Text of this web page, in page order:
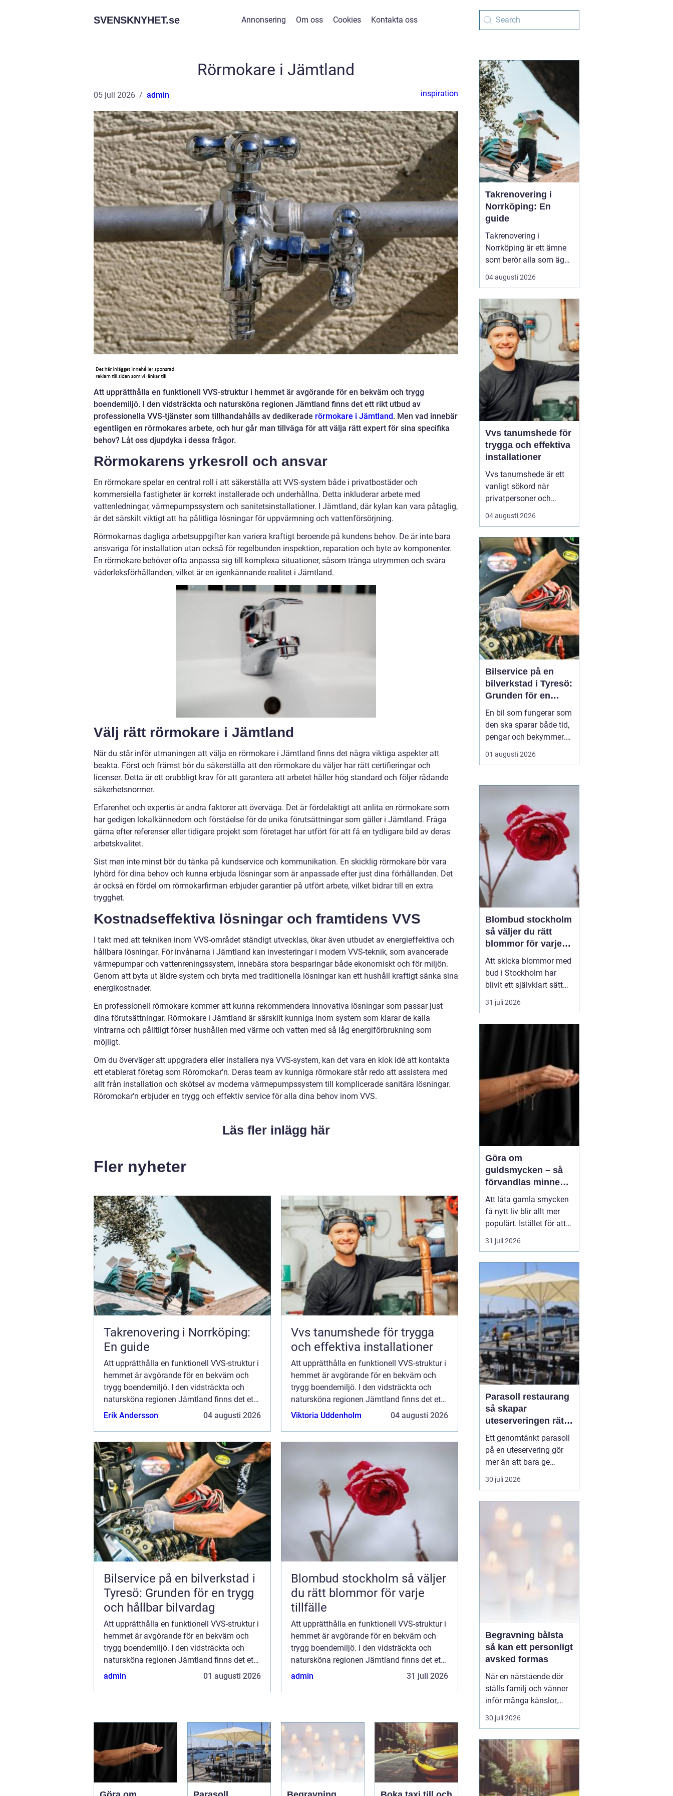
SVENSKNYHET.se Annonsering Om oss Cookies Kontakta oss
Rörmokare i Jämtland
05 juli 2026 admin inspiration
Att upprätthålla en funktionell VVS-struktur i hemmet är avgörande för en bekväm och trygg
boendemiljö. I den vidsträckta och natursköna regionen Jämtland finns det ett rikt utbud av
professionella VVS-tjänster som tillhandahålls av dedikerade rörmokare i Jämtland. Men vad innebär
egentligen en rörmokares arbete, och hur går man tillväga för att välja rätt expert för sina specifika
behov? Låt oss djupdyka i dessa frågor.
Rörmokarens yrkesroll och ansvar
En rörmokare spelar en central roll i att säkerställa att VVS-system både i privatbostäder och
kommersiella fastigheter är korrekt installerade och underhållna. Detta inkluderar arbete med
vattenledningar, värmepumpssystem och sanitetsinstallationer. I Jämtland, där kylan kan vara påtaglig,
är det särskilt viktigt att ha pålitliga lösningar för uppvärmning och vattenförsörjning.
Rörmokarnas dagliga arbetsuppgifter kan variera kraftigt beroende på kundens behov. De är inte bara
ansvariga för installation utan också för regelbunden inspektion, reparation och byte av komponenter.
En rörmokare behöver ofta anpassa sig till komplexa situationer, såsom trånga utrymmen och svåra
väderleksförhållanden, vilket är en igenkännande realitet i Jämtland.
Välj rätt rörmokare i Jämtland
När du står inför utmaningen att välja en rörmokare i Jämtland finns det några viktiga aspekter att
beakta. Först och främst bör du säkerställa att den rörmokare du väljer har rätt certifieringar och
licenser. Detta är ett orubbligt krav för att garantera att arbetet håller hög standard och följer rådande
säkerhetsnormer.
Erfarenhet och expertis är andra faktorer att överväga. Det är fördelaktigt att anlita en rörmokare som
har gedigen lokalkännedom och förståelse för de unika förutsättningar som gäller i Jämtland. Fråga
gärna efter referenser eller tidigare projekt som företaget har utfört för att få en tydligare bild av deras
arbetskvalitet.
Sist men inte minst bör du tänka på kundservice och kommunikation. En skicklig rörmokare bör vara
lyhörd för dina behov och kunna erbjuda lösningar som är anpassade efter just dina förhållanden. Det
är också en fördel om rörmokarfirman erbjuder garantier på utfört arbete, vilket bidrar till en extra
trygghet.
Kostnadseffektiva lösningar och framtidens VVS
I takt med att tekniken inom VVS-området ständigt utvecklas, ökar även utbudet av energieffektiva och
hållbara lösningar. För invånarna i Jämtland kan investeringar i modern VVS-teknik, som avancerade
värmepumpar och vattenreningssystem, innebära stora besparingar både ekonomiskt och för miljön.
Genom att byta ut äldre system och bryta med traditionella lösningar kan ett hushåll kraftigt sänka sina
energikostnader.
En professionell rörmokare kommer att kunna rekommendera innovativa lösningar som passar just
dina förutsättningar. Rörmokare i Jämtland är särskilt kunniga inom system som klarar de kalla
vintrarna och pålitligt förser hushållen med värme och vatten med så låg energiförbrukning som
möjligt.
Om du överväger att uppgradera eller installera nya VVS-system, kan det vara en klok idé att kontakta
ett etablerat företag som Röromokar’n. Deras team av kunniga rörmokare står redo att assistera med
allt från installation och skötsel av moderna värmepumpssystem till komplicerade sanitära lösningar.
Röromokar’n erbjuder en trygg och effektiv service för alla dina behov inom VVS.
Läs fler inlägg här
Fler nyheter
Takrenovering i Norrköping:
En guide
Att upprätthålla en funktionell VVS-struktur i
hemmet är avgörande för en bekväm och
trygg boendemiljö. I den vidsträckta och
natursköna regionen Jämtland finns det ett
rikt utbud av professionella V...
Erik Andersson 04 augusti 2026
Vvs tanumshede för trygga
och effektiva installationer
Att upprätthålla en funktionell VVS-struktur i
hemmet är avgörande för en bekväm och
trygg boendemiljö. I den vidsträckta och
natursköna regionen Jämtland finns det ett
rikt utbud av professionella V...
Viktoria Uddenholm 04 augusti 2026
Bilservice på en bilverkstad i
Tyresö: Grunden för en trygg
och hållbar bilvardag
Att upprätthålla en funktionell VVS-struktur i
hemmet är avgörande för en bekväm och
trygg boendemiljö. I den vidsträckta och
natursköna regionen Jämtland finns det ett
rikt utbud av professionella V...
admin 01 augusti 2026
Blombud stockholm så väljer
du rätt blommor för varje
tillfälle
Att upprätthålla en funktionell VVS-struktur i
hemmet är avgörande för en bekväm och
trygg boendemiljö. I den vidsträckta och
natursköna regionen Jämtland finns det ett
rikt utbud av professionella V...
admin 31 juli 2026
Takrenovering i
Norrköping: En
guide
Takrenovering i
Norrköping är ett ämne
som berör alla som äger
hus, radhus eller
flerfamiljshus i området.
viktigaste skydd mot
regn, snö och fukt, och
en i tid genomförd
renovering kan sp...
04 augusti 2026
Vvs tanumshede för
trygga och effektiva
installationer
Vvs tanumshede är ett
vanligt sökord när
privatpersoner och
företag behöver hjälp
med värme, vatten och
Många undrar vad som
skiljer en seriös vvs
partner från en tillfällig
lösning, hur en
installation bör gå till
och vilka...
04 augusti 2026
Bilservice på en
bilverkstad i Tyresö:
Grunden för en
trygg och hållbar
bilvardag
En bil som fungerar som
den ska sparar både tid,
pengar och bekymmer.
För många förare blir
servicefrågan ändå
tills en varningslampa
känns fel. Ge...
01 augusti 2026
Blombud stockholm
så väljer du rätt
blommor för varje
tillfälle
Att skicka blommor med
bud i Stockholm har
blivit ett självklart sätt
att visa omtanke, fira
stora händelser eller
svårt att formulera i ord.
sekunder, oavsett om
mottagaren befinner sig
på konto...
31 juli 2026
Göra om
guldsmycken – så
förvandlas minnen
till nya favoriter
Att låta gamla smycken
få nytt liv blir allt mer
populärt. Istället för att
låta arvegods ligga i en
låda kan de formas om
passar stilen i dag och
bär med sig historien.
N&au...
31 juli 2026
Parasoll restaurang
så skapar
uteserveringen rätt
känsla året runt
Ett genomtänkt parasoll
på en uteservering gör
mer än att bara ge
skugga. Det påverkar hur
länge gästerna stannar,
och om de väljer att
komma tillbaka. När
kraven på komfort,
30 juli 2026
Begravning bålsta
så kan ett personligt
avsked formas
När en närstående dör
ställs familj och vänner
inför många känslor,
men också praktiska
beslut.
ceremoni i någon av
Håbo församlings kyrkor
eller ka...
30 juli 2026